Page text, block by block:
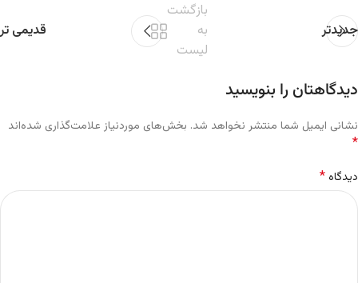
جدیدتر
بازگشت
به
لیست
قدیمی تر
دیدگاهتان را بنویسید
نشانی ایمیل شما منتشر نخواهد شد. بخش‌های موردنیاز علامت‌گذاری شده‌اند
*
دیدگاه*